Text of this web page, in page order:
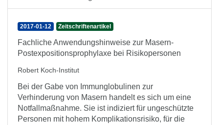
2017-01-12 Zeitschriftenartikel
Fachliche Anwendungshinweise zur Masern-
Postexpositionsprophylaxe bei Risikopersonen
Robert Koch-Institut
Bei der Gabe von Immunglobulinen zur
Verhinderung von Masern handelt es sich um eine
Notfallmaßnahme. Sie ist indiziert für ungeschützte
Personen mit hohem Komplikationsrisiko, für die